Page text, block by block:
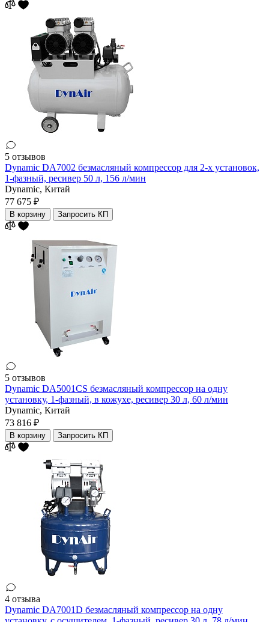
5 отзывов
Dynamic DA7002 безмасляный компрессор для 2-х установок,
1-фазный, ресивер 50 л, 156 л/мин
Dynamic, Китай
77 675 ₽
В корзину Запросить КП
5 отзывов
Dynamic DA5001CS безмасляный компрессор на одну
установку, 1-фазный, в кожухе, ресивер 30 л, 60 л/мин
Dynamic, Китай
73 816 ₽
В корзину Запросить КП
4 отзыва
Dynamic DA7001D безмасляный компрессор на одну